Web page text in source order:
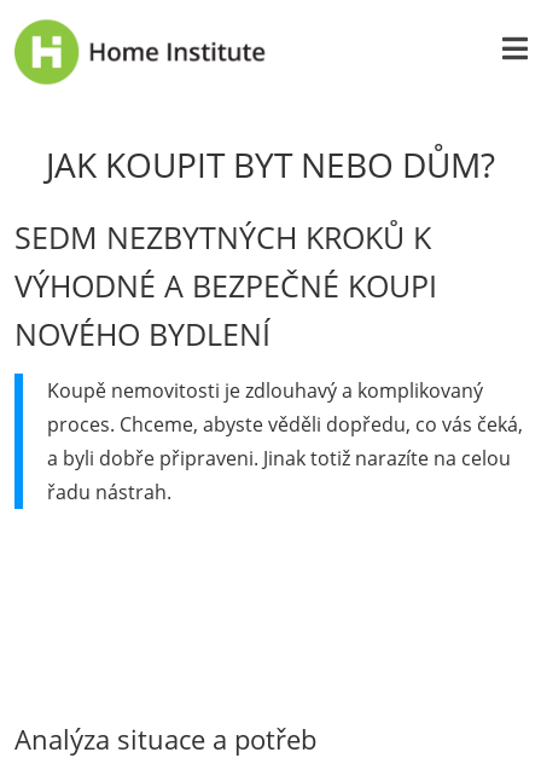
JAK KOUPIT BYT NEBO DŮM?
SEDM NEZBYTNÝCH KROKŮ K
VÝHODNÉ A BEZPEČNÉ KOUPI
NOVÉHO BYDLENÍ
Koupě nemovitosti je zdlouhavý a komplikovaný
proces. Chceme, abyste věděli dopředu, co vás čeká,
a byli dobře připraveni. Jinak totiž narazíte na celou
řadu nástrah.
Analýza situace a potřeb